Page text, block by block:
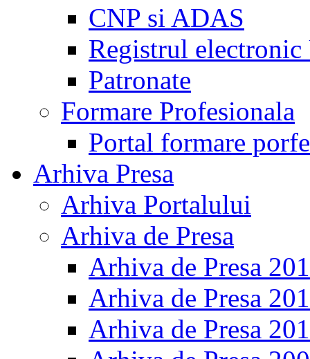
CNP si ADAS
Registrul electronic
Patronate
Formare Profesionala
Portal formare
Arhiva Presa
Arhiva Portalului
Arhiva de Presa
Arhiva de Presa
Arhiva de Presa
Arhiva de Presa